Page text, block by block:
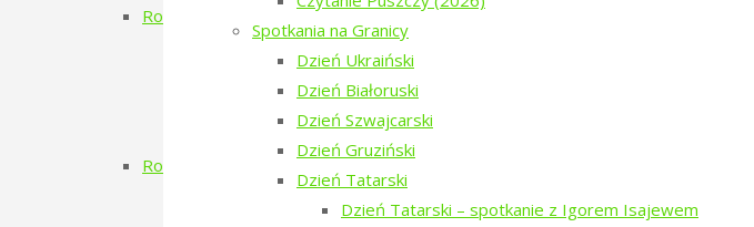
Spotkania na Granicy
Dzień Ukraiński
Dzień Białoruski
Dzień Szwajcarski
Dzień Gruziński
Dzień Tatarski
Dzień Tatarski – spotkanie z Igorem Isajewem
Rok 2017
Koncert Zmiciera Wajciuszkiewicza TODARA
Dzień Białoruski
Białowieskie Dni Kultury Pokoju 2017 11-13 sierpnia
Poezja w Puszczy i Bieżeństwo
Rok 2016